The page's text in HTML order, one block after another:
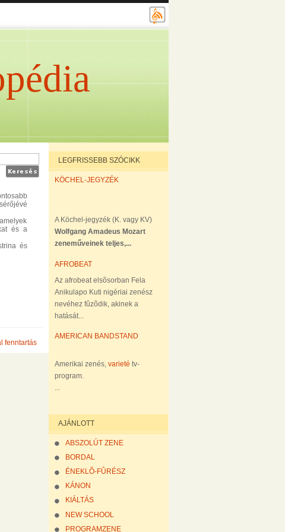
és a
és
fenntartás
LEGFRISSEBB SZÓCIKK
KÖCHEL-JEGYZÉK
A Köchel-jegyzék (K. vagy KV)
Wolfgang Amadeus Mozart
zeneműveinek teljes,...
AFROBEAT
Az afrobeat elsõsorban Fela
Anikulapo Kuti nigériai zenész
nevéhez fûzõdik, akinek a
hatását...
AMERICAN BANDSTAND
Amerikai zenés, varieté tv-
program.
...
AJÁNLOTT
ABSZOLÚT ZENE
BORDAL
ÉNEKLÕ-FÛRÉSZ
KÁNON
KIÁLTÁS
NEW SCHOOL
PROGRAMZENE